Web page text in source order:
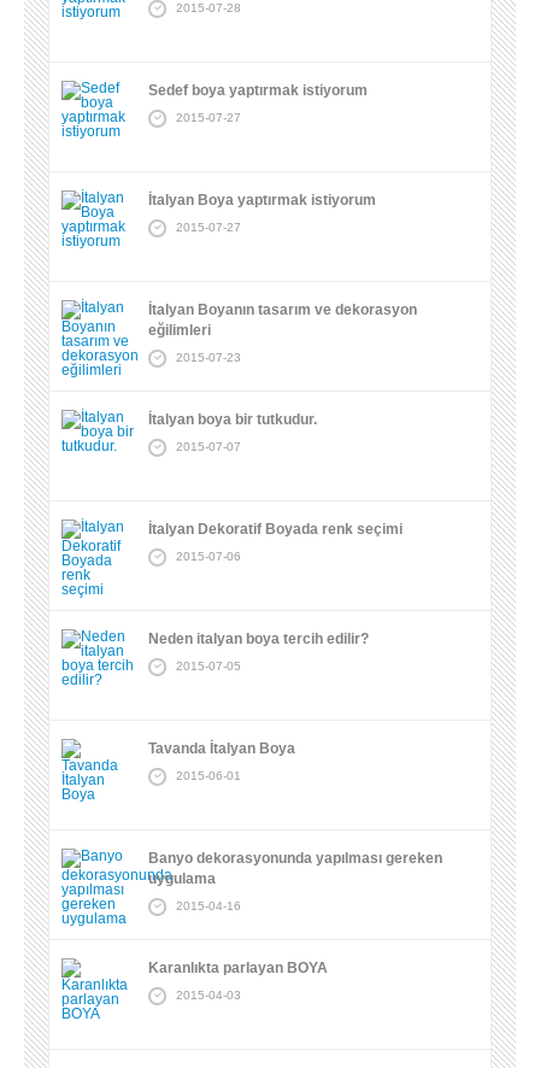
2015-07-28
Sedef boya yaptırmak istiyorum
2015-07-27
İtalyan Boya yaptırmak istiyorum
2015-07-27
İtalyan Boyanın tasarım ve dekorasyon
eğilimleri
2015-07-23
İtalyan boya bir tutkudur.
2015-07-07
İtalyan Dekoratif Boyada renk seçimi
2015-07-06
Neden italyan boya tercih edilir?
2015-07-05
Tavanda İtalyan Boya
2015-06-01
Banyo dekorasyonunda yapılması gereken
uygulama
2015-04-16
Karanlıkta parlayan BOYA
2015-04-03